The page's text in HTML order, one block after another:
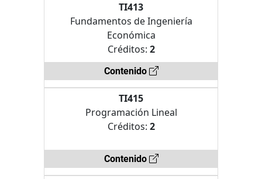
TI413
Fundamentos de Ingeniería
Económica
Créditos: 2
Contenido
TI415
Programación Lineal
Créditos: 2
Contenido